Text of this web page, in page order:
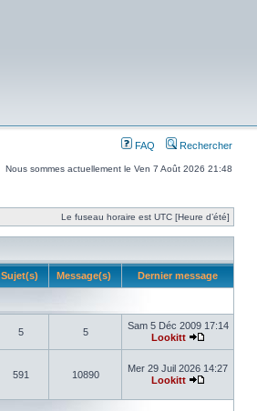
FAQ Rechercher
Nous sommes actuellement le Ven 7 Août 2026 21:48
Le fuseau horaire est UTC [Heure d’été]
Sujet(s) Message(s) Dernier message
5 5
Sam 5 Déc 2009 17:14
Lookitt
591 10890
Mer 29 Juil 2026 14:27
Lookitt